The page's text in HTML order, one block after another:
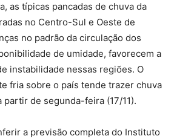
as típicas pancadas de chuva da
no Centro-Sul e Oeste de
no padrão da circulação dos
de umidade, favorecem a
instabilidade nessas regiões. O
fria sobre o país tende trazer chuva
partir de segunda-feira (17/11).
a previsão completa do Instituto